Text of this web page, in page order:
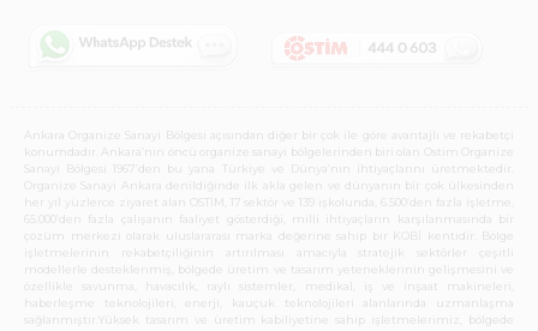
Ankara Organize Sanayi Bölgesi açısından diğer bir çok ile göre avantajlı ve rekabetçi
konumdadır. Ankara’nın öncü organize sanayi bölgelerinden biri olan Ostim Organize
Sanayi Bölgesi 1967’den bu yana Türkiye ve Dünya’nın ihtiyaçlarını üretmektedir.
Organize Sanayi Ankara denildiğinde ilk akla gelen ve dünyanın bir çok ülkesinden
her yıl yüzlerce ziyaret alan OSTİM, 17 sektör ve 139 işkolunda, 6.500’den fazla işletme,
65.000’den fazla çalışanın faaliyet gösterdiği, milli ihtiyaçların karşılanmasında bir
çözüm merkezi olarak uluslararası marka değerine sahip bir KOBİ kentidir. Bölge
işletmelerinin rekabetçiliğinin artırılması amacıyla stratejik sektörler çeşitli
modellerle desteklenmiş, bölgede üretim ve tasarım yeteneklerinin gelişmesini ve
özellikle savunma, havacılık, raylı sistemler, medikal, iş ve inşaat makineleri,
haberleşme teknolojileri, enerji, kauçuk teknolojileri alanlarında uzmanlaşma
sağlanmıştır.Yüksek tasarım ve üretim kabiliyetine sahip işletmelerimiz, bölgede